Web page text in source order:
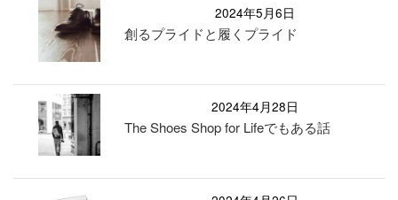
2024年5月6日
創るプライドと履くプライド
2024年4月28日
The Shoes Shop for Lifeでもある話